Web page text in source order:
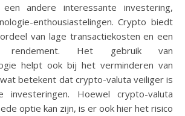
andere interessante investering,
enthousiastelingen. Crypto biedt
van lage transactiekosten en een
rendement. Het gebruik van
helpt ook bij het verminderen van
betekent dat crypto-valuta veiliger is
investeringen. Hoewel crypto-valuta
optie kan zijn, is er ook hier het risico